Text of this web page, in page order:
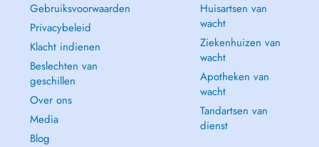
Gebruiksvoorwaarden
Privacybeleid
Klacht indienen
Beslechten van
geschillen
Over ons
Media
Blog
Huisartsen van
wacht
Ziekenhuizen van
wacht
Apotheken van
wacht
Tandartsen van
dienst